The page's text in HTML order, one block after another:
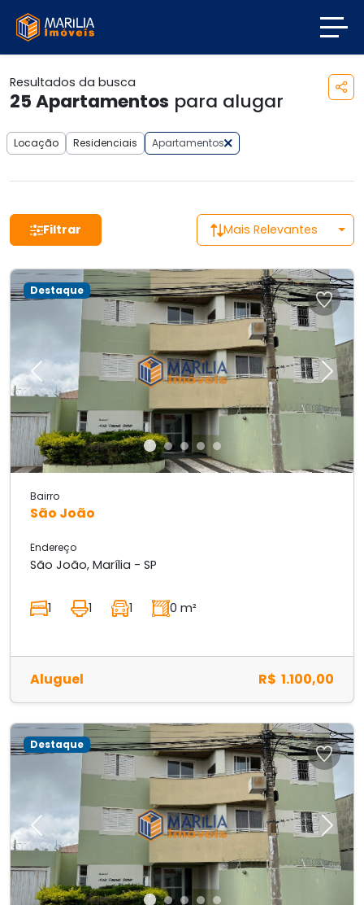
Resultados da busca
25Apartamentos para alugar
Locação Residenciais Apartamentos
Filtrar Mais Relevantes
Previous Next
Destaque
Bairro
São João
Endereço
São João, Marília - SP
1 1 1 0 m²
Aluguel R$ 1.100,00
Previous Next
Destaque